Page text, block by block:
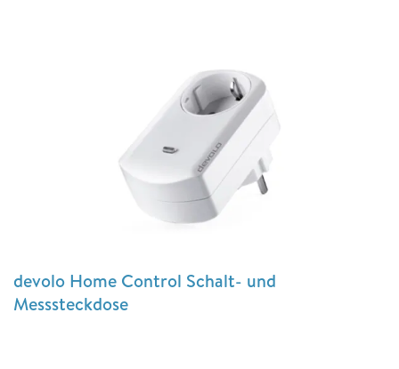
devolo Home Control Schalt- und
Messsteckdose